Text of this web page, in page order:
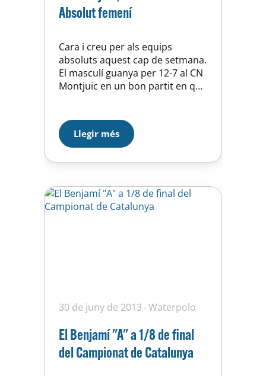
Absolut femení
Cara i creu per als equips
absoluts aquest cap de setmana.
El masculí guanya per 12-7 al CN
Montjuic en un bon partit en què
primer quart molt igualat 3-3.
Destacar la bona defensa de
l’equip i els 5 gols d’Echenique. El
femení…
Llegir més
30 de juny de 2013 Waterpolo
El Benjamí "A" a 1/8 de final
del Campionat de Catalunya